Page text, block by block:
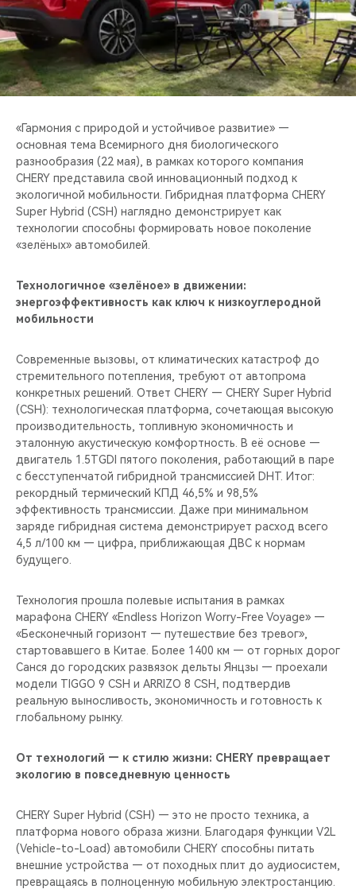
CHERY И СПОРТ
НАШИ МЕРОПРИЯТИЯ
ВИДЕООБЗОРЫ
CHERY ДЛЯ ДЕТЕЙ
«Гармония с природой и устойчивое развитие» —
основная тема Всемирного дня биологического
разнообразия (22 мая), в рамках которого компания
CHERY представила свой инновационный подход к
экологичной мобильности. Гибридная платформа CHERY
Super Hybrid (CSH) наглядно демонстрирует как
технологии способны формировать новое поколение
«зелёных» автомобилей.
Технологичное «зелёное» в движении:
энергоэффективность как ключ к низкоуглеродной
мобильности
Современные вызовы, от климатических катастроф до
стремительного потепления, требуют от автопрома
конкретных решений. Ответ CHERY — CHERY Super Hybrid
(CSH): технологическая платформа, сочетающая высокую
производительность, топливную экономичность и
эталонную акустическую комфортность. В её основе —
двигатель 1.5TGDI пятого поколения, работающий в паре
с бесступенчатой гибридной трансмиссией DHT. Итог:
рекордный термический КПД 46,5% и 98,5%
эффективность трансмиссии. Даже при минимальном
заряде гибридная система демонстрирует расход всего
4,5 л/100 км — цифра, приближающая ДВС к нормам
будущего.
Технология прошла полевые испытания в рамках
марафона CHERY «Endless Horizon Worry-Free Voyage» —
«Бесконечный горизонт — путешествие без тревог»,
стартовавшего в Китае. Более 1400 км — от горных дорог
Санся до городских развязок дельты Янцзы — проехали
модели TIGGO 9 CSH и ARRIZO 8 CSH, подтвердив
реальную выносливость, экономичность и готовность к
глобальному рынку.
От технологий — к стилю жизни: CHERY превращает
экологию в повседневную ценность
CHERY Super Hybrid (CSH) — это не просто техника, а
платформа нового образа жизни. Благодаря функции V2L
(Vehicle-to-Load) автомобили CHERY способны питать
внешние устройства — от походных плит до аудиосистем,
превращаясь в полноценную мобильную электростанцию.